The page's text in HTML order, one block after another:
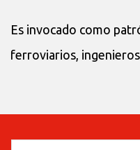
Es invocado como
ferroviarios,